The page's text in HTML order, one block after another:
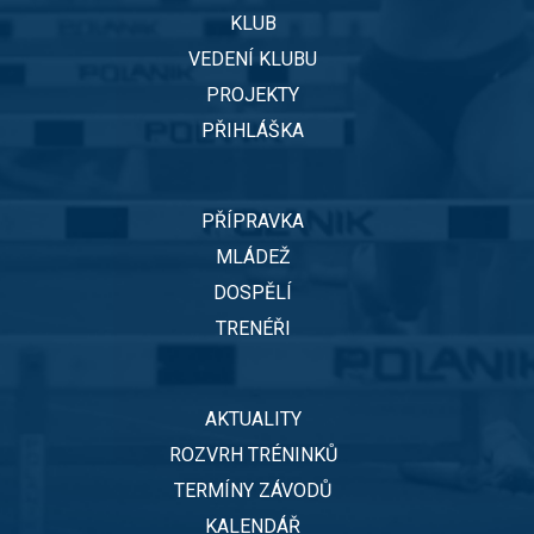
KLUB
VEDENÍ KLUBU
PROJEKTY
PŘIHLÁŠKA
PŘÍPRAVKA
MLÁDEŽ
DOSPĚLÍ
TRENÉŘI
AKTUALITY
ROZVRH TRÉNINKŮ
TERMÍNY ZÁVODŮ
KALENDÁŘ